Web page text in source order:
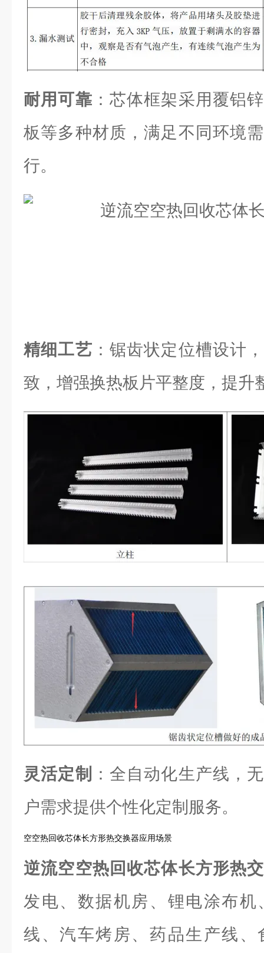
耐用可靠 ：芯体框架采用覆铝
板等多种材质，满足不同环境
行。
精细工艺 ：锯齿状定位槽设计
致，增强换热板片平整度，提升
灵活定制
：全自动化生产线，
户需求提供个性化定制服务。
空空热回收芯体长方形热交换器应用场景
逆流空空热回收芯体长方形热
发电、数据机房、锂电涂布
线、汽车烤房、药品生产线、